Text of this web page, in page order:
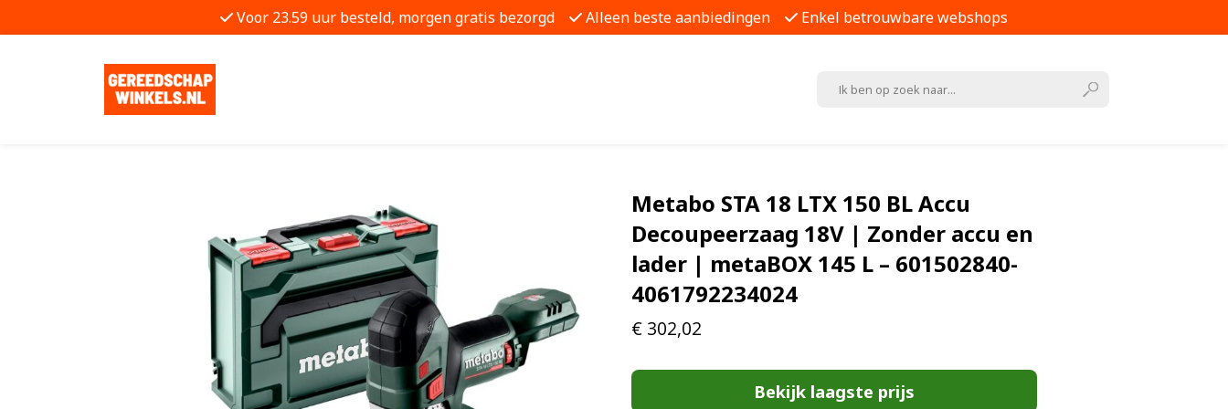
Voor 23.59 uur besteld, morgen gratis bezorgd Alleen beste aanbiedingen Enkel betrouwbare webshops
Metabo STA 18 LTX 150 BL Accu
Decoupeerzaag 18V | Zonder accu en
lader | metaBOX 145 L – 601502840-
4061792234024
€ 302,02
Bekijk laagste prijs